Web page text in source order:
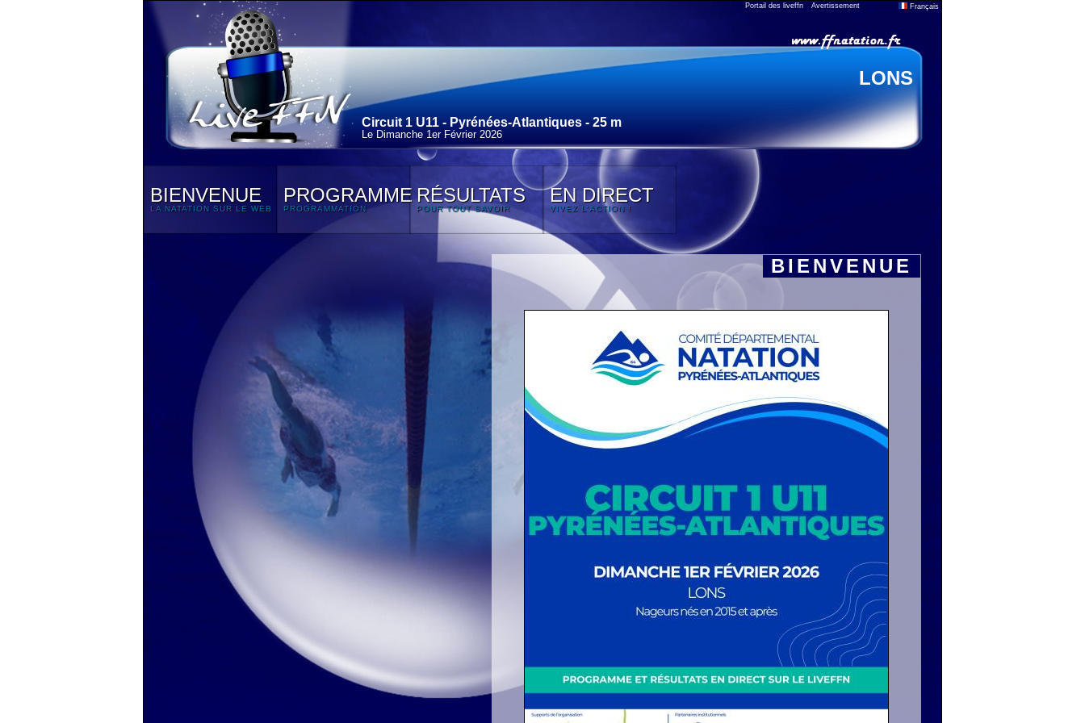
Portail des liveffn Avertissement Français
LONS
Circuit 1 U11 - Pyrénées-Atlantiques - 25 m
Le Dimanche 1erFévrier 2026
BIENVENUE
LA NATATION SUR LE WEB
PROGRAMME
PROGRAMMATION
RÉSULTATS
POUR TOUT SAVOIR
EN DIRECT
VIVEZ L'ACTION !
BIENVENUE